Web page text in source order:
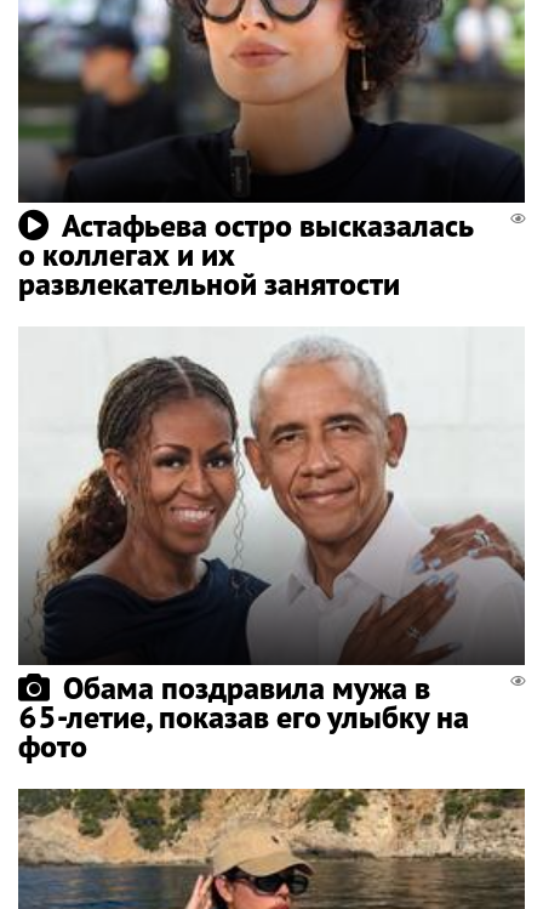
Астафьева остро высказалась
о коллегах и их
развлекательной занятости
Обама поздравила мужа в
65-летие, показав его улыбку на
фото